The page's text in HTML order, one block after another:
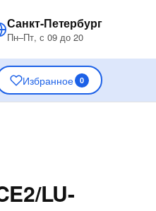
Санкт-Петербург
Пн–Пт, с 09 до 20
Избранное 0
LU-